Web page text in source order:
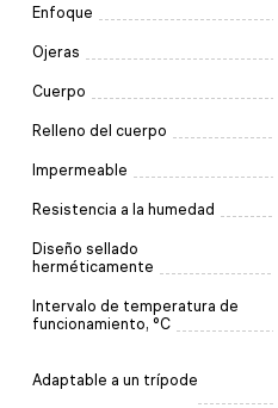
Enfoque
Ojeras
Cuerpo
Relleno del cuerpo
Impermeable
Resistencia a la humedad
Diseño sellado
herméticamente
Intervalo de temperatura de
funcionamiento, °C
Adaptable a un trípode